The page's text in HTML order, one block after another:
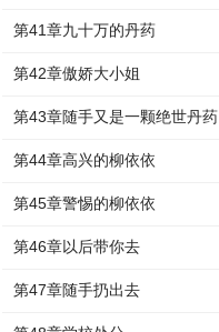
第41章九十万的丹药
第42章傲娇大小姐
第43章随手又是一颗绝世丹药
第44章高兴的柳依依
第45章警惕的柳依依
第46章以后带你去
第47章随手扔出去